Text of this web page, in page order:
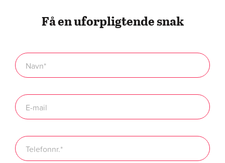
Få en uforpligtende snak